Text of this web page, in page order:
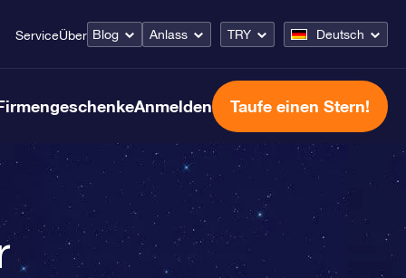
ServiceÜber Blog Anlass TRY Deutsch
Anmelden Taufe einen Stern!